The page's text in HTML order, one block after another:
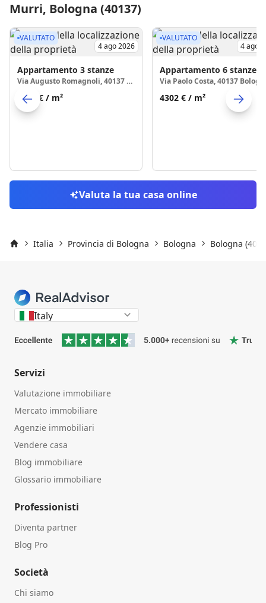
Murri, Bologna (40137)
VALUTATO
4 ago 2026
Appartamento 3 stanze
Via Augusto Romagnoli, 40137 Bologna
3442 € / m²
VALUTATO
4 ago
Appartamento 6 stanze
Via Paolo Costa, 40137
4302 € / m²
Valuta la tua casa online
Italia Provincia di Bologna Bologna Bologna
Italy
Servizi
Valutazione immobiliare
Mercato immobiliare
Agenzie immobiliari
Vendere casa
Blog immobiliare
Glossario immobiliare
Professionisti
Diventa partner
Blog Pro
Società
Chi siamo